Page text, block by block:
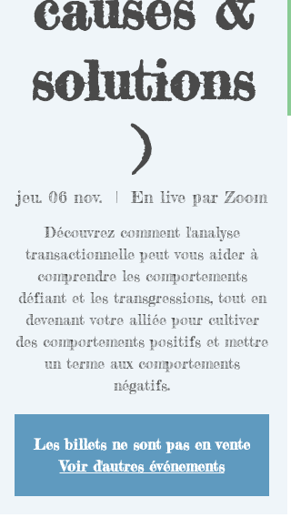
solutions
)
jeu. 06 nov.
  |
En live par Zoom
Découvrez comment l'analyse
transactionnelle peut vous aider à
comprendre les comportements
défiant et les transgressions, tout en
devenant votre alliée pour cultiver
des comportements positifs et mettre
un terme aux comportements
négatifs.
Les billets ne sont pas en vente
Voir d'autres événements